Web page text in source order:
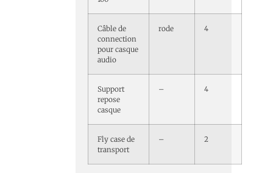
Câble de
connection
pour casque
audio
rode 4
Support
repose
casque
– 4
Fly case de
transport
– 2